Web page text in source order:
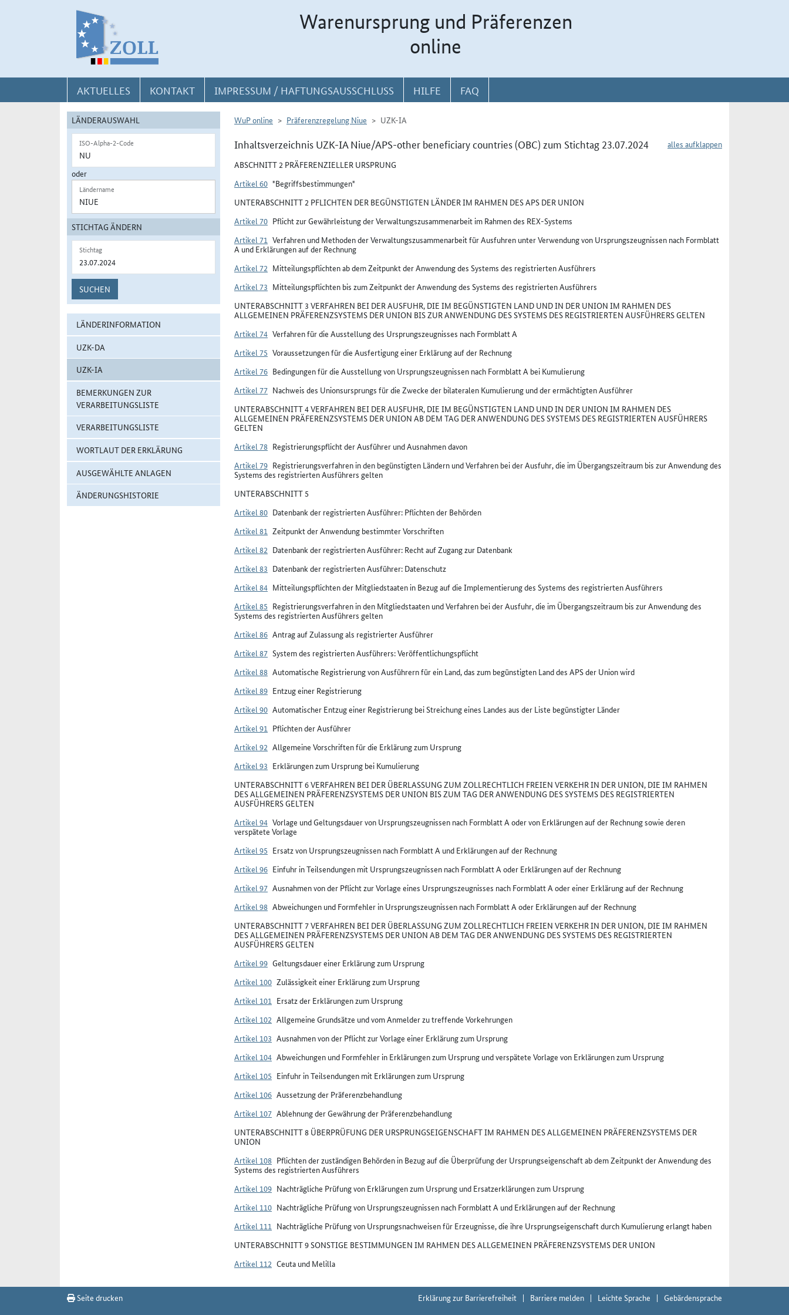
Warenursprung und Präferenzen
online
AKTUELLES KONTAKT IMPRESSUM / HAFTUNGSAUSSCHLUSS HILFE FAQ
LÄNDERAUSWAHL
ISO-Alpha-2-Code
oder
Ländername
STICHTAG ÄNDERN
Stichtag
SUCHEN
LÄNDERINFORMATION
UZK-DA
UZK-IA
BEMERKUNGEN ZUR
VERARBEITUNGSLISTE
VERARBEITUNGSLISTE
WORTLAUT DER ERKLÄRUNG
AUSGEWÄHLTE ANLAGEN
ÄNDERUNGSHISTORIE
WuP online Präferenzregelung Niue UZK-IA
alles aufklappen
Inhaltsverzeichnis UZK-IA Niue/APS-other beneficiary countries (OBC) zum Stichtag 23.07.2024
ABSCHNITT 2 PRÄFERENZIELLER URSPRUNG
Artikel 60 "Begriffsbestimmungen"
UNTERABSCHNITT 2 PFLICHTEN DER BEGÜNSTIGTEN LÄNDER IM RAHMEN DES APS DER UNION
Artikel 70 Pflicht zur Gewährleistung der Verwaltungszusammenarbeit im Rahmen des REX-Systems
Artikel 71 Verfahren und Methoden der Verwaltungszusammenarbeit für Ausfuhren unter Verwendung von Ursprungszeugnissen nach Formblatt
A und Erklärungen auf der Rechnung
Artikel 72 Mitteilungspflichten ab dem Zeitpunkt der Anwendung des Systems des registrierten Ausführers
Artikel 73 Mitteilungspflichten bis zum Zeitpunkt der Anwendung des Systems des registrierten Ausführers
UNTERABSCHNITT 3 VERFAHREN BEI DER AUSFUHR, DIE IM BEGÜNSTIGTEN LAND UND IN DER UNION IM RAHMEN DES
ALLGEMEINEN PRÄFERENZSYSTEMS DER UNION BIS ZUR ANWENDUNG DES SYSTEMS DES REGISTRIERTEN AUSFÜHRERS GELTEN
Artikel 74 Verfahren für die Ausstellung des Ursprungszeugnisses nach Formblatt A
Artikel 75 Voraussetzungen für die Ausfertigung einer Erklärung auf der Rechnung
Artikel 76 Bedingungen für die Ausstellung von Ursprungszeugnissen nach Formblatt A bei Kumulierung
Artikel 77 Nachweis des Unionsursprungs für die Zwecke der bilateralen Kumulierung und der ermächtigten Ausführer
UNTERABSCHNITT 4 VERFAHREN BEI DER AUSFUHR, DIE IM BEGÜNSTIGTEN LAND UND IN DER UNION IM RAHMEN DES
ALLGEMEINEN PRÄFERENZSYSTEMS DER UNION AB DEM TAG DER ANWENDUNG DES SYSTEMS DES REGISTRIERTEN AUSFÜHRERS
GELTEN
Artikel 78 Registrierungspflicht der Ausführer und Ausnahmen davon
Artikel 79 Registrierungsverfahren in den begünstigten Ländern und Verfahren bei der Ausfuhr, die im Übergangszeitraum bis zur Anwendung des
Systems des registrierten Ausführers gelten
UNTERABSCHNITT 5
Artikel 80 Datenbank der registrierten Ausführer: Pflichten der Behörden
Artikel 81 Zeitpunkt der Anwendung bestimmter Vorschriften
Artikel 82 Datenbank der registrierten Ausführer: Recht auf Zugang zur Datenbank
Artikel 83 Datenbank der registrierten Ausführer: Datenschutz
Artikel 84 Mitteilungspflichten der Mitgliedstaaten in Bezug auf die Implementierung des Systems des registrierten Ausführers
Artikel 85 Registrierungsverfahren in den Mitgliedstaaten und Verfahren bei der Ausfuhr, die im Übergangszeitraum bis zur Anwendung des
Systems des registrierten Ausführers gelten
Artikel 86 Antrag auf Zulassung als registrierter Ausführer
Artikel 87 System des registrierten Ausführers: Veröffentlichungspflicht
Artikel 88 Automatische Registrierung von Ausführern für ein Land, das zum begünstigten Land des APS der Union wird
Artikel 89 Entzug einer Registrierung
Artikel 90 Automatischer Entzug einer Registrierung bei Streichung eines Landes aus der Liste begünstigter Länder
Artikel 91 Pflichten der Ausführer
Artikel 92 Allgemeine Vorschriften für die Erklärung zum Ursprung
Artikel 93 Erklärungen zum Ursprung bei Kumulierung
UNTERABSCHNITT 6 VERFAHREN BEI DER ÜBERLASSUNG ZUM ZOLLRECHTLICH FREIEN VERKEHR IN DER UNION, DIE IM RAHMEN
DES ALLGEMEINEN PRÄFERENZSYSTEMS DER UNION BIS ZUM TAG DER ANWENDUNG DES SYSTEMS DES REGISTRIERTEN
AUSFÜHRERS GELTEN
Artikel 94 Vorlage und Geltungsdauer von Ursprungszeugnissen nach Formblatt A oder von Erklärungen auf der Rechnung sowie deren
verspätete Vorlage
Artikel 95 Ersatz von Ursprungszeugnissen nach Formblatt A und Erklärungen auf der Rechnung
Artikel 96 Einfuhr in Teilsendungen mit Ursprungszeugnissen nach Formblatt A oder Erklärungen auf der Rechnung
Artikel 97 Ausnahmen von der Pflicht zur Vorlage eines Ursprungszeugnisses nach Formblatt A oder einer Erklärung auf der Rechnung
Artikel 98 Abweichungen und Formfehler in Ursprungszeugnissen nach Formblatt A oder Erklärungen auf der Rechnung
UNTERABSCHNITT 7 VERFAHREN BEI DER ÜBERLASSUNG ZUM ZOLLRECHTLICH FREIEN VERKEHR IN DER UNION, DIE IM RAHMEN
DES ALLGEMEINEN PRÄFERENZSYSTEMS DER UNION AB DEM TAG DER ANWENDUNG DES SYSTEMS DES REGISTRIERTEN
AUSFÜHRERS GELTEN
Artikel 99 Geltungsdauer einer Erklärung zum Ursprung
Artikel 100 Zulässigkeit einer Erklärung zum Ursprung
Artikel 101 Ersatz der Erklärungen zum Ursprung
Artikel 102 Allgemeine Grundsätze und vom Anmelder zu treffende Vorkehrungen
Artikel 103 Ausnahmen von der Pflicht zur Vorlage einer Erklärung zum Ursprung
Artikel 104 Abweichungen und Formfehler in Erklärungen zum Ursprung und verspätete Vorlage von Erklärungen zum Ursprung
Artikel 105 Einfuhr in Teilsendungen mit Erklärungen zum Ursprung
Artikel 106 Aussetzung der Präferenzbehandlung
Artikel 107 Ablehnung der Gewährung der Präferenzbehandlung
UNTERABSCHNITT 8 ÜBERPRÜFUNG DER URSPRUNGSEIGENSCHAFT IM RAHMEN DES ALLGEMEINEN PRÄFERENZSYSTEMS DER
UNION
Artikel 108 Pflichten der zuständigen Behörden in Bezug auf die Überprüfung der Ursprungseigenschaft ab dem Zeitpunkt der Anwendung des
Systems des registrierten Ausführers
Artikel 109 Nachträgliche Prüfung von Erklärungen zum Ursprung und Ersatzerklärungen zum Ursprung
Artikel 110 Nachträgliche Prüfung von Ursprungszeugnissen nach Formblatt A und Erklärungen auf der Rechnung
Artikel 111 Nachträgliche Prüfung von Ursprungsnachweisen für Erzeugnisse, die ihre Ursprungseigenschaft durch Kumulierung erlangt haben
UNTERABSCHNITT 9 SONSTIGE BESTIMMUNGEN IM RAHMEN DES ALLGEMEINEN PRÄFERENZSYSTEMS DER UNION
Artikel 112 Ceuta und Melilla
Seite drucken Erklärung zur Barrierefreiheit Barriere melden Leichte Sprache
Gebärdensprache